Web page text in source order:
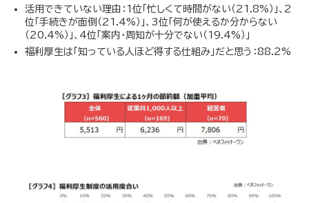
活用できていない理由：1位「忙しくて時間がない（21.8%）」、2
位「手続きが面倒（21.4%）」、3位「何が使えるか分からない
（20.4%）」、4位「案内・周知が十分でない（19.4%）」
福利厚生は「知っている人ほど得する仕組み」だと思う：88.2%